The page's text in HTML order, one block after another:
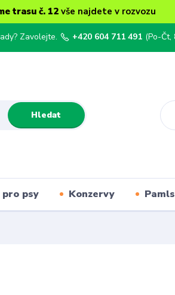
trasu č. 12 vše najdete v rozvozu
Hledat
Zavolejte. +420 604 711 491 (Po-Čt,
psy Konzervy